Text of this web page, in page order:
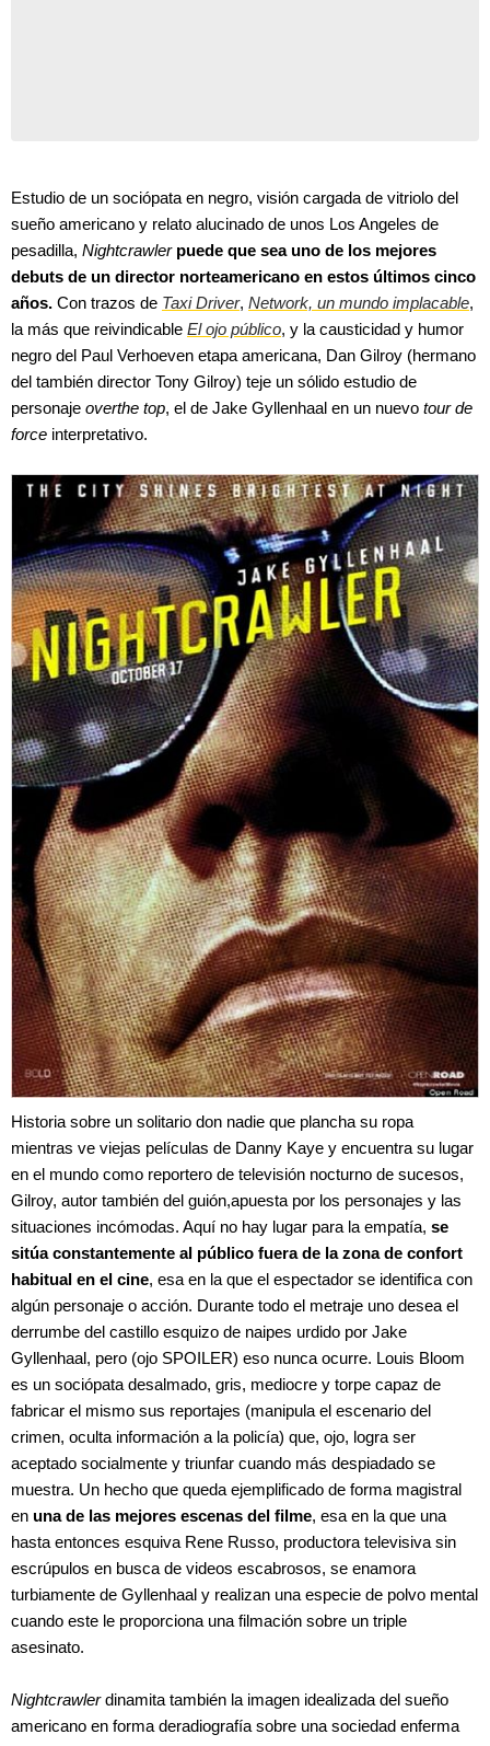
Estudio de un sociópata en negro, visión cargada de vitriolo del
sueño americano y relato alucinado de unos Los Angeles de
pesadilla, Nightcrawler puede que sea uno de los mejores
debuts de un director norteamericano en estos últimos cinco
años. Con trazos de Taxi Driver, Network, un mundo implacable,
la más que reivindicable El ojo público, y la causticidad y humor
negro del Paul Verhoeven etapa americana, Dan Gilroy (hermano
del también director Tony Gilroy) teje un sólido estudio de
personaje overthe top, el de Jake Gyllenhaal en un nuevo tour de
force interpretativo.
Historia sobre un solitario don nadie que plancha su ropa
mientras ve viejas películas de Danny Kaye y encuentra su lugar
en el mundo como reportero de televisión nocturno de sucesos,
Gilroy, autor también del guión,apuesta por los personajes y las
situaciones incómodas. Aquí no hay lugar para la empatía, se
sitúa constantemente al público fuera de la zona de confort
habitual en el cine, esa en la que el espectador se identifica con
algún personaje o acción. Durante todo el metraje uno desea el
derrumbe del castillo esquizo de naipes urdido por Jake
Gyllenhaal, pero (ojo SPOILER) eso nunca ocurre. Louis Bloom
es un sociópata desalmado, gris, mediocre y torpe capaz de
fabricar el mismo sus reportajes (manipula el escenario del
crimen, oculta información a la policía) que, ojo, logra ser
aceptado socialmente y triunfar cuando más despiadado se
muestra. Un hecho que queda ejemplificado de forma magistral
en una de las mejores escenas del filme, esa en la que una
hasta entonces esquiva Rene Russo, productora televisiva sin
escrúpulos en busca de videos escabrosos, se enamora
turbiamente de Gyllenhaal y realizan una especie de polvo mental
cuando este le proporciona una filmación sobre un triple
asesinato.
Nightcrawlerdinamita también la imagen idealizada del sueño
americano en forma deradiografía sobre una sociedad enferma